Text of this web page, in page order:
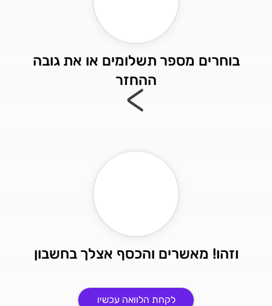
בוחרים מספר תשלומים או את גובה
ההחזר
>
וזהו! מאשרים והכסף אצלך בחשבון
לקחת הלוואה עכשיו